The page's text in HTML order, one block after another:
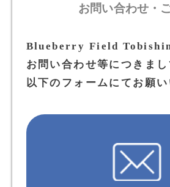
お問い合わせ・
Blueberry Field
お問い合わせ等につきまし
以下のフォームにてお願い